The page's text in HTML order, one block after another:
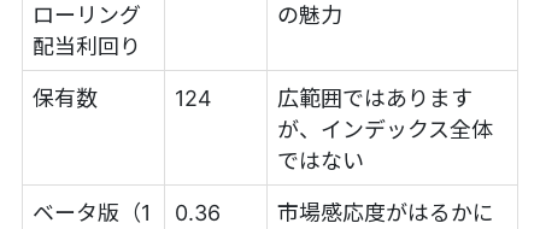
ローリング
配当利回り
の魅力
保有数 124
広範囲ではあります
が、インデックス全体
ではない
ベータ版（1
0.36
市場感応度がはるかに